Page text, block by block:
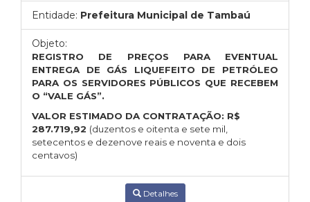
Entidade: Prefeitura Municipal de Tambaú
Objeto:
REGISTRO DE PREÇOS PARA EVENTUAL
ENTREGA DE GÁS LIQUEFEITO DE PETRÓLEO
PARA OS SERVIDORES PÚBLICOS QUE RECEBEM
O “VALE GÁS”.
VALOR ESTIMADO DA CONTRATAÇÃO: R$
287.719,92 (duzentos e oitenta e sete mil,
setecentos e dezenove reais e noventa e dois
centavos)
Detalhes